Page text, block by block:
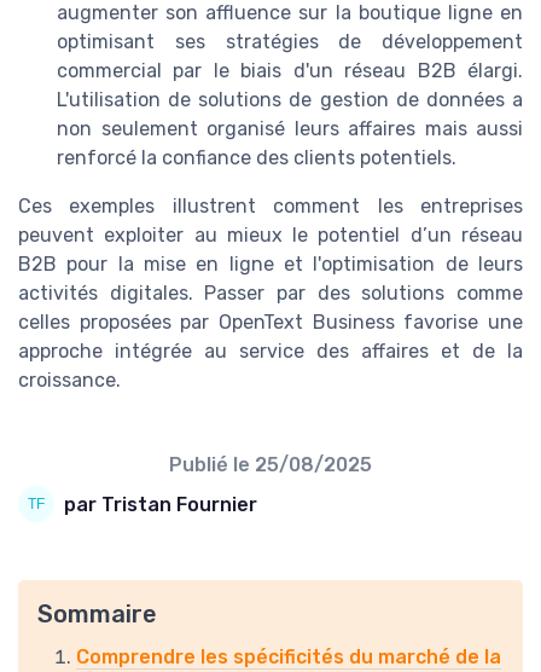
augmenter son affluence sur la boutique ligne en
optimisant ses stratégies de développement
commercial par le biais d'un réseau B2B élargi.
L'utilisation de solutions de gestion de données a
non seulement organisé leurs affaires mais aussi
renforcé la confiance des clients potentiels.
Ces exemples illustrent comment les entreprises
peuvent exploiter au mieux le potentiel d’un réseau
B2B pour la mise en ligne et l'optimisation de leurs
activités digitales. Passer par des solutions comme
celles proposées par OpenText Business favorise une
approche intégrée au service des affaires et de la
croissance.
Publié le 25/08/2025
par Tristan Fournier
Sommaire
Comprendre les spécificités du marché de la